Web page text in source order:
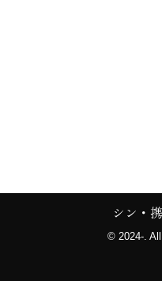
シン・
© 2024-.